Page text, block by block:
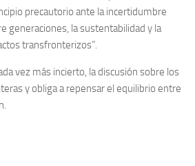
precautorio ante la incertidumbre
generaciones, la sustentabilidad y la
transfronterizos”.
vez más incierto, la discusión sobre los
y obliga a repensar el equilibrio entre